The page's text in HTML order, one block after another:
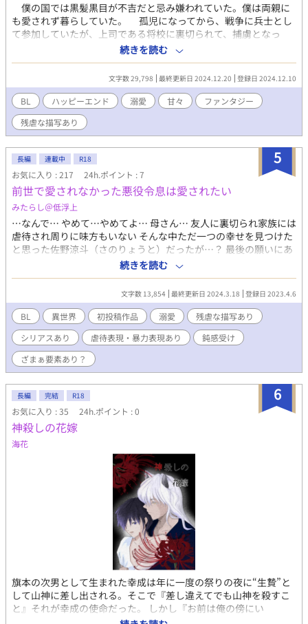
僕の国では黒髪黒目が不吉だと忌み嫌われていた。僕は両親に
も愛されず暮らしていた。 孤児になってから、戦争に兵士とし
て参加していたが、上司である将校に裏切られて、捕虜となっ
た。そこで出会った敵対する国の管理兵が僕を構ってくる。僕は
嫌われているから、僕に構うと彼にまで迷惑がかかると思って、
避けていた。だけど終戦後、彼の国についてこないかと求婚され
た。 そんなに愛おしいなんて目で見ないでください。僕はそん
な愛される人間じゃないのだから。 可愛そうな男の子が、大切
にしてくれる人に出会って幸せになる話です。でも幸せになるま
で紆余曲折あります。 主人公が暴力を振るわれたり、ねずみが
死ぬ描写がありますでの、苦手な方は読まないよう気をつけてく
ださい。
続きを読む
文字数 29,798 最終更新日 2024.12.20 登録日 2024.12.10
BL ハッピーエンド 溺愛 甘々
ファンタジー
残虐な描写あり
5
長編 連載中 R18
お気に入り : 217 24h.ポイント : 7
前世で愛されなかった悪役令息は愛されたい
みたらし＠低浮上
…なんで… やめて…やめてよ… 母さん… 友人に裏切られ家族には
虐待され周りに味方もいない そんな中ただ一つの幸せを見つけた
と思った佐野涼斗（さのりょうと）だったが…？ 最後の願いにあ
いつに復讐したいと願ったら、 BL小説の悪役令息に転
生？！！！！！ ストーリーのまま行けば処刑は確実だけど あんな
酷い死に方したくない！！ し、どうせなら幸せになって見返して
やるんだっ！！！ ※この作品は初投稿なので至らない点も多いと
思いますがよろしくお願いします！ ※更新は不定期になると思い
ますがご了承ください エロシーンが入るものには※をつけていま
す。苦手だよっていう方はお気をつけください！
続きを読む
文字数 13,854 最終更新日 2024.3.18 登録日 2023.4.6
BL 異世界 初投稿作品 溺愛
残虐な描写あり
シリアスあり
虐待表現・暴力表現あり
鈍感受け
ざまぁ要素あり？
6
長編 完結 R18
お気に入り : 35 24h.ポイント : 0
神殺しの花嫁
海花
旗本の次男として生まれた幸成は年に一度の祭りの夜に“生贄”と
して山神に差し出される。そこで『差し違えてでも山神を殺すこ
と』それが幸成の使命だった。 しかし『お前は俺の傍にい
ろ……』初めて自分に手を差し伸べてくれたのは、自分が殺すは